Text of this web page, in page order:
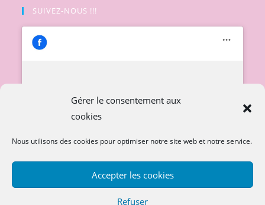
Gérer le consentement aux
cookies
Nous utilisons des cookies pour optimiser notre site web et notre service.
Accepter les cookies
Refuser
SUIVEZ-NOUS !!!
Cliquez pour accepter les cookies
marketing et activer ce contenu